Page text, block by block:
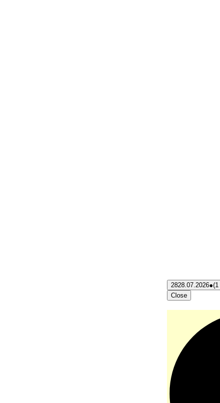
2828.07.2026●(1
Close